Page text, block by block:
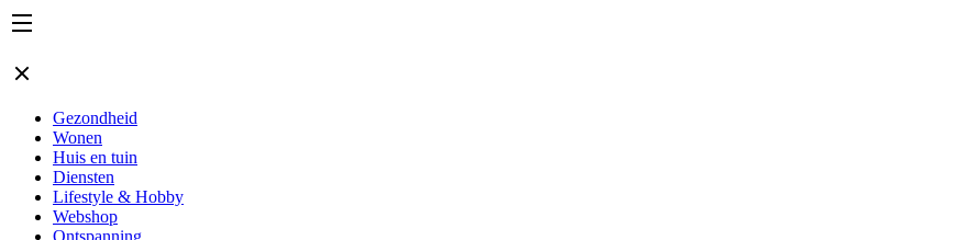
Gezondheid
Wonen
Huis en tuin
Diensten
Lifestyle & Hobby
Webshop
Ontspanning